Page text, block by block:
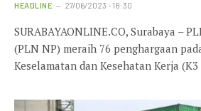
HEADLINE 27/06/2023 - 18:30
SURABAYAONLINE.CO, Surabaya –
(PLN NP) meraih 76 penghargaan
Keselamatan dan Kesehatan Kerja